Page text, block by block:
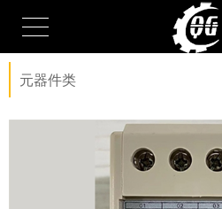
元器件类